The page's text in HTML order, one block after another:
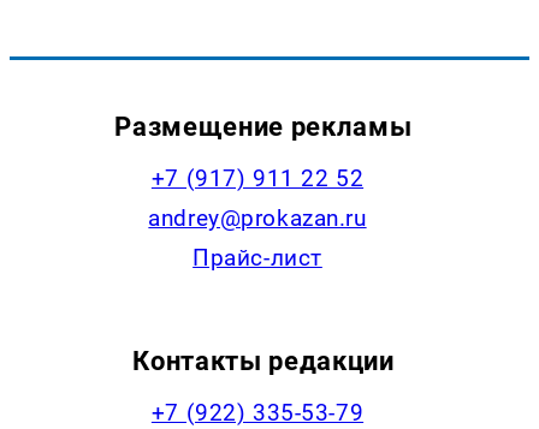
Размещение рекламы
+7 (917) 911 22 52
andrey@prokazan.ru
Прайс-лист
Контакты редакции
+7 (922) 335-53-79